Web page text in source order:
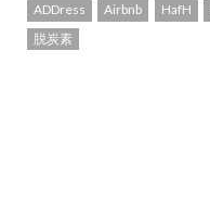
ADDress
Airbnb HafH
脱炭素